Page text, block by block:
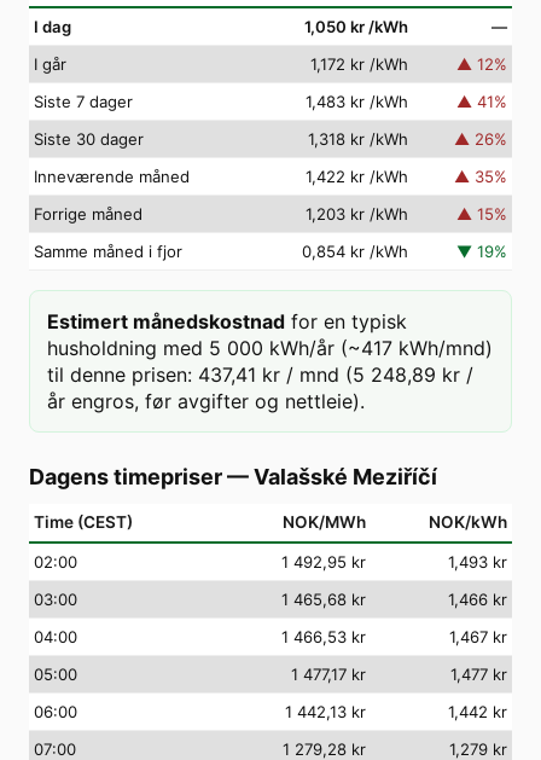
I dag 1,050 kr /kWh
—
I går
1,172 kr /kWh ▲ 12%
Siste 7 dager
1,483 kr /kWh ▲ 41%
Siste 30 dager
1,318 kr /kWh ▲ 26%
Inneværende måned
1,422 kr /kWh ▲ 35%
Forrige måned
1,203 kr /kWh ▲ 15%
Samme måned i fjor
0,854 kr /kWh ▼ 19%
Estimert månedskostnad for en typisk
husholdning med 5 000 kWh/år (~417 kWh/mnd)
til denne prisen: 437,41 kr / mnd (5 248,89 kr /
år engros, før avgifter og nettleie).
Dagens timepriser—Valašské Meziříčí
Time (CEST) NOK/MWh NOK/kWh
02:00 1 492,95 kr
1,493 kr
03:00 1 465,68 kr
1,466 kr
04:00 1 466,53 kr
1,467 kr
05:00 1 477,17 kr
1,477 kr
06:00 1 442,13 kr
1,442 kr
07:00 1 279,28 kr
1,279 kr